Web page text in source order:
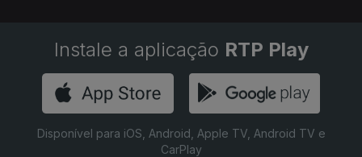
Instale a aplicação RTP Play
Disponível para iOS, Android, Apple TV, Android TV e
CarPlay